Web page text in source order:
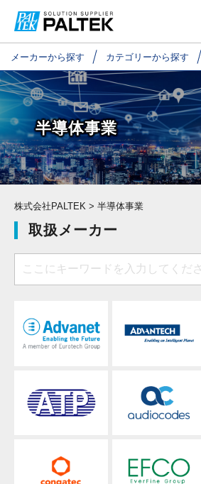
メーカーから探す カテゴリーから探す
株式会社PALTEK > 半導体事業
半導体事業
取扱メーカー